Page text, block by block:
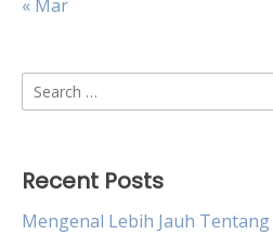
« Mar
Search
for:
Recent Posts
Mengenal Lebih Jauh Tentang